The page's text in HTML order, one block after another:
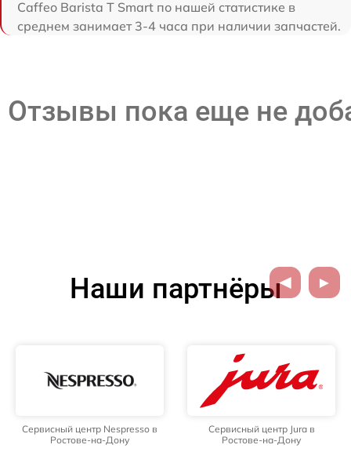
Caffeo Barista T Smart по нашей статистике в
среднем занимает 3-4 часа при наличии запчастей.
Отзывы пока еще не
Наши партнёры
Сервисный центр Nespresso в
Ростове-на-Дону
Сервисный центр Jura в
Ростове-на-Дону